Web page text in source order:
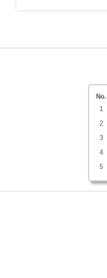
No.
1
2
3
4
5